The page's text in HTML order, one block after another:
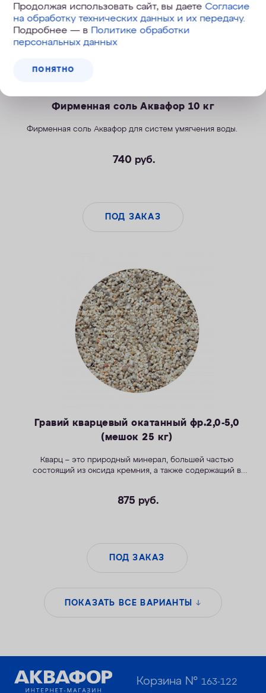
Фирменная соль Аквафор 10 кг
Фирменная соль Аквафор для систем умягчения воды.
740 руб.
ПОД ЗАКАЗ
Гравий кварцевый окатанный фр.2,0-5,0
(мешок 25 кг)
Кварц – это природный минерал, большей частью
состоящий из оксида кремния, а также содержащий в
875 руб.
ПОД ЗАКАЗ
ПОКАЗАТЬ ВСЕ ВАРИАНТЫ
Продолжая использовать сайт, вы даетеСогласие
на обработку технических данных и их передачу.
Подробнее — в Политике обработки
персональных данных
ПОНЯТНО
Корзина №163-122